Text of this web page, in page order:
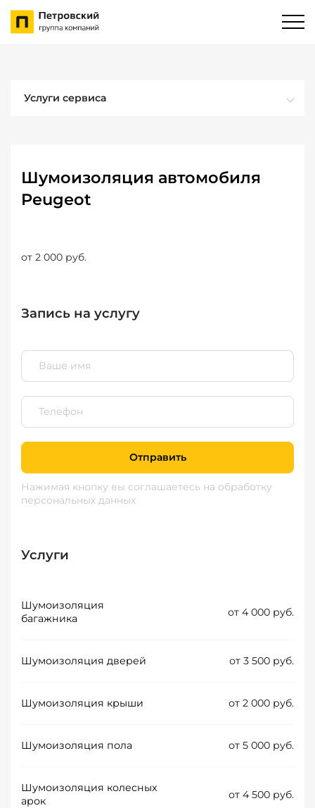
Услуги сервиса
Шумоизоляция автомобиля
Peugeot
от 2 000 руб.
Запись на услугу
Отправить
Нажимая кнопку вы соглашаетесь на обработку
персональных данных
Услуги
Шумоизоляция
багажника
от 4 000 руб.
Шумоизоляция дверей от 3 500 руб.
Шумоизоляция крыши от 2 000 руб.
Шумоизоляция пола от 5 000 руб.
Шумоизоляция колесных
арок
от 4 500 руб.